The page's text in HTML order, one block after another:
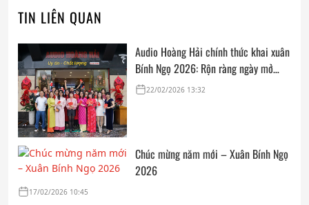
TIN LIÊN QUAN
Audio Hoàng Hải chính thức khai xuân
Bính Ngọ 2026: Rộn ràng ngày mở
cửa, trọn vẹn lời chúc đầu năm
22/02/2026 13:32
Chúc mừng năm mới – Xuân Bính Ngọ
2026
17/02/2026 10:45